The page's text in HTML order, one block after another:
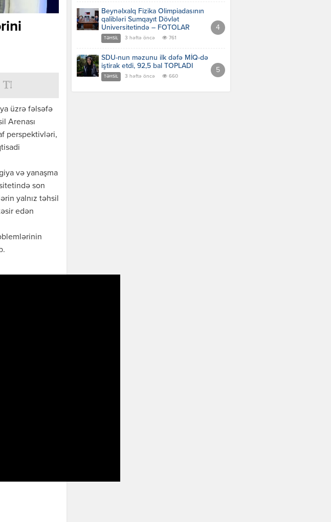
üzrə fəlsəfə
Arenası
perspektivləri,
və yanaşma
son
yalnız təhsil
edən
Beynəlxalq Fizika Olimpiadasının
qalibləri Sumqayıt Dövlət
Universitetində – FOTOLAR
TƏHSIL 3 həftə öncə 761
SDU-nun məzunu ilk dəfə MİQ-də
iştirak etdi, 92,5 bal TOPLADI
TƏHSIL 3 həftə öncə 660